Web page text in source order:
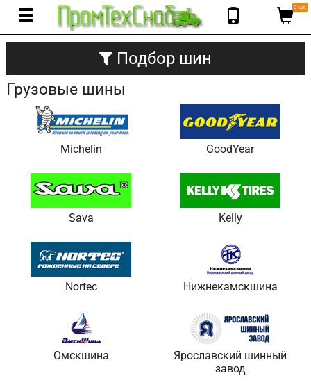
0 шт.
Подбор шин
Грузовые шины
Michelin GoodYear
Sava Kelly
Nortec Нижнекамскшина
Омскшина
Ярославский шинный
завод